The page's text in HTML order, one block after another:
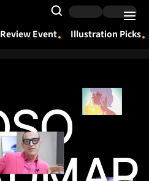
Search Input
Review Event Illustration Picks